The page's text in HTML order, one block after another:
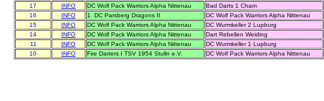
17 INFO DC Wolf Pack Warriors Alpha Nittenau Bad Darts 1 Cham
16
INFO 1. DC Parsberg Dragons II DC Wolf Pack Warriors Alpha Nittenau
15
INFO DC Wolf Pack Warriors Alpha Nittenau DC Wurmkeller 2 Lupburg
14
INFO DC Wolf Pack Warriors Alpha Nittenau Dart Rebellen Weiding
11
INFO DC Wolf Pack Warriors Alpha Nittenau DC Wurmkeller 1 Lupburg
10
INFO Fire Darters I TSV 1954 Stulln e.V. DC Wolf Pack Warriors Alpha Nittenau